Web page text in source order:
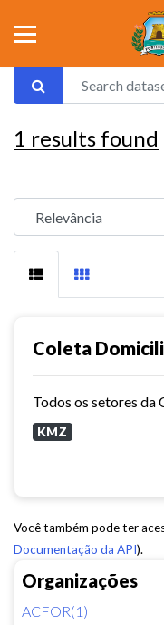
Organizações
ACFOR(1)
1 results found
Coleta
KMZ
Você também pode ter
Documentação da API).